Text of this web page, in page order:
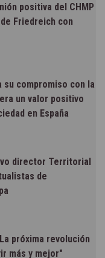
positiva del CHMP
Friedreich con
su compromiso con la
un valor positivo
en España
director Territorial
de
próxima revolución
más y mejor"